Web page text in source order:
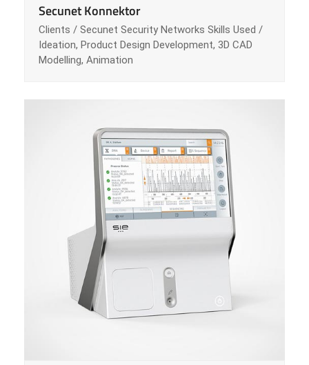
Secunet Konnektor
Clients / Secunet Security Networks Skills Used /
Ideation, Product Design Development, 3D CAD
Modelling, Animation